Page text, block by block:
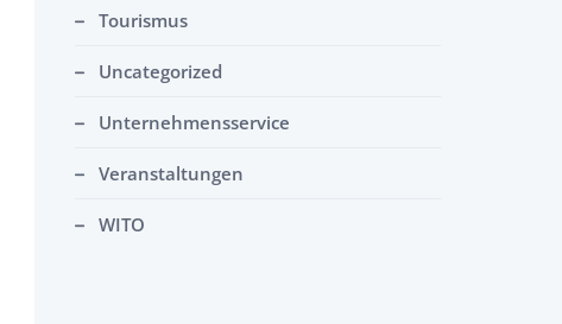
Tourismus
Uncategorized
Unternehmensservice
Veranstaltungen
WITO